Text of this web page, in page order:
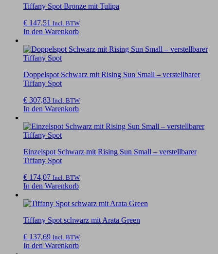
Tiffany Spot Bronze mit Tulipa
€ 147,51 Incl. BTW
In den Warenkorb
Doppelspot Schwarz mit Rising Sun Small – verstellbarer
Tiffany Spot
€ 307,83 Incl. BTW
In den Warenkorb
Einzelspot Schwarz mit Rising Sun Small – verstellbarer
Tiffany Spot
€ 174,07 Incl. BTW
In den Warenkorb
Tiffany Spot schwarz mit Arata Green
€ 137,69 Incl. BTW
In den Warenkorb